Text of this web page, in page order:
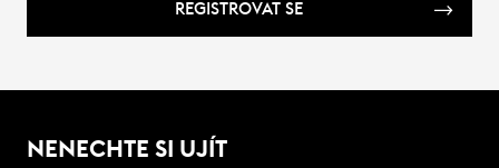
REGISTROVAT SE
NENECHTE SI UJÍT